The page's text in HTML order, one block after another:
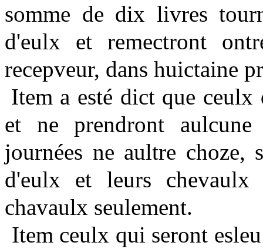
somme de dix livres
d'eulx et remectront
recepveur, dans huictaine
Item a esté dict que
et ne prendront
journées ne aultre choze,
d'eulx et leurs
chavaulx seulement.
Item ceulx qui seront